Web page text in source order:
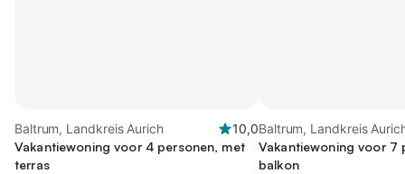
Baltrum, Landkreis Aurich
10,0
Vakantiewoning voor 4 personen, met
terras
Baltrum, Landkreis
Vakantiewoning voor 7
balkon